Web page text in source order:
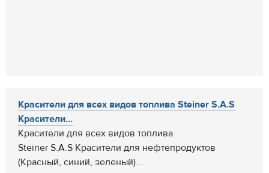
Красители для всех видов топлива Steiner S.A.S
Красители...
Красители для всех видов топлива
Steiner S.A.S Красители для нефтепродуктов
(Красный, синий, зеленый)...